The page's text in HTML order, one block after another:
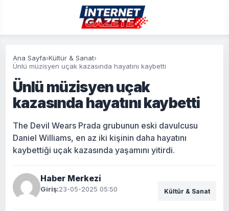
Ana Sayfa›Kültür & Sanat›
Ünlü müzisyen uçak kazasında hayatını kaybetti
Ünlü müzisyen uçak
kazasında hayatını kaybetti
The Devil Wears Prada grubunun eski davulcusu
Daniel Williams, en az iki kişinin daha hayatını
kaybettiği uçak kazasında yaşamını yitirdi.
Haber Merkezi
Giriş:23-05-2025 05:50 Kültür & Sanat